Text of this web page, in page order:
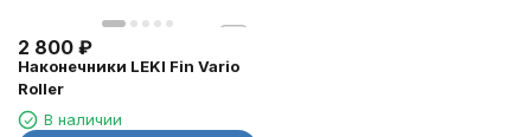
2 800 ₽
Наконечники LEKI Fin Vario
Roller
В наличии